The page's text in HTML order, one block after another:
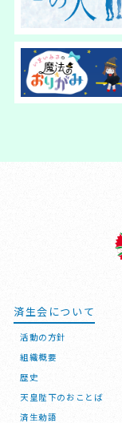
済生会について
活動の方針
組織概要
歴史
天皇陛下のおことば
済生勅語